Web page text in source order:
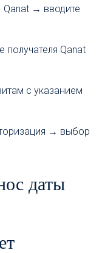
→ вводите
получателя Qanat
с указанием
→ выбор
даты